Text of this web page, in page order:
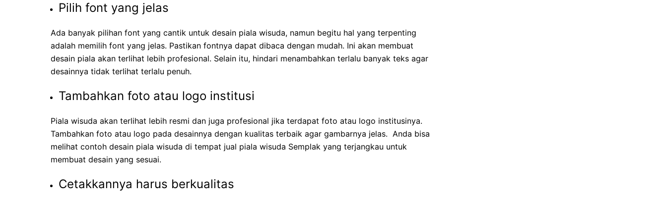
Pilih font yang jelas
Ada banyak pilihan font yang cantik untuk desain piala wisuda, namun begitu hal yang terpenting
adalah memilih font yang jelas. Pastikan fontnya dapat dibaca dengan mudah. Ini akan membuat
desain piala akan terlihat lebih profesional. Selain itu, hindari menambahkan terlalu banyak teks agar
desainnya tidak terlihat terlalu penuh.
Tambahkan foto atau logo institusi
Piala wisuda akan terlihat lebih resmi dan juga profesional jika terdapat foto atau logo institusinya.
Tambahkan foto atau logo pada desainnya dengan kualitas terbaik agar gambarnya jelas. Anda bisa
melihat contoh desain piala wisuda di tempat jual piala wisuda Semplak yang terjangkau untuk
membuat desain yang sesuai.
Cetakkannya harus berkualitas